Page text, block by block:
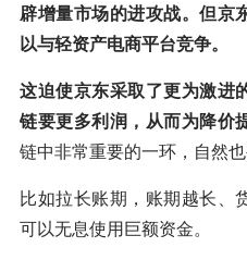
辟增量市场的进攻战。但京
以与轻资产电商平台竞争。
这迫使京东采取了更为激进
链要更多利润，从而为降价
链中非常重要的一环，自然也
比如拉长账期，账期越长、
可以无息使用巨额资金。